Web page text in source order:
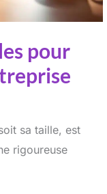
pour
sa taille, est
rigoureuse